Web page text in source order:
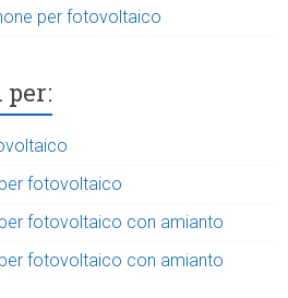
per fotovoltaico
fotovoltaico
fotovoltaico con amianto
fotovoltaico con amianto